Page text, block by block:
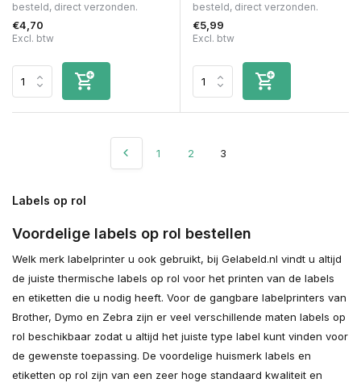
besteld, direct verzonden.
€4,70
Excl. btw
besteld, direct verzonden.
€5,99
Excl. btw
1 2 3
Labels op rol
Voordelige labels op rol bestellen
Welk merk labelprinter u ook gebruikt, bij Gelabeld.nl vindt u altijd
de juiste thermische labels op rol voor het printen van de labels
en etiketten die u nodig heeft. Voor de gangbare labelprinters van
Brother, Dymo en Zebra zijn er veel verschillende maten labels op
rol beschikbaar zodat u altijd het juiste type label kunt vinden voor
de gewenste toepassing. De voordelige huismerk labels en
etiketten op rol zijn van een zeer hoge standaard kwaliteit en